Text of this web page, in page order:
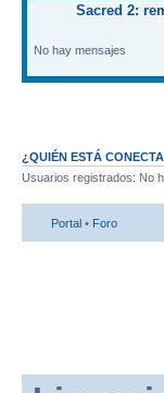
Sacred 2:
No hay mensajes
¿QUIÉN ESTÁ
Usuarios registrados: No
Portal • Foro